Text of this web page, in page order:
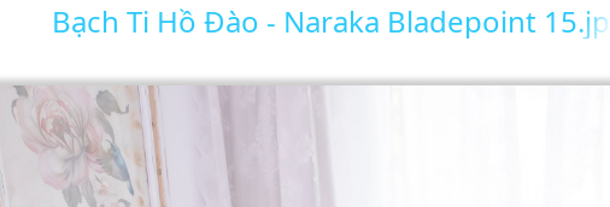
Bạch Ti Hồ Đào - Naraka Bladepoint